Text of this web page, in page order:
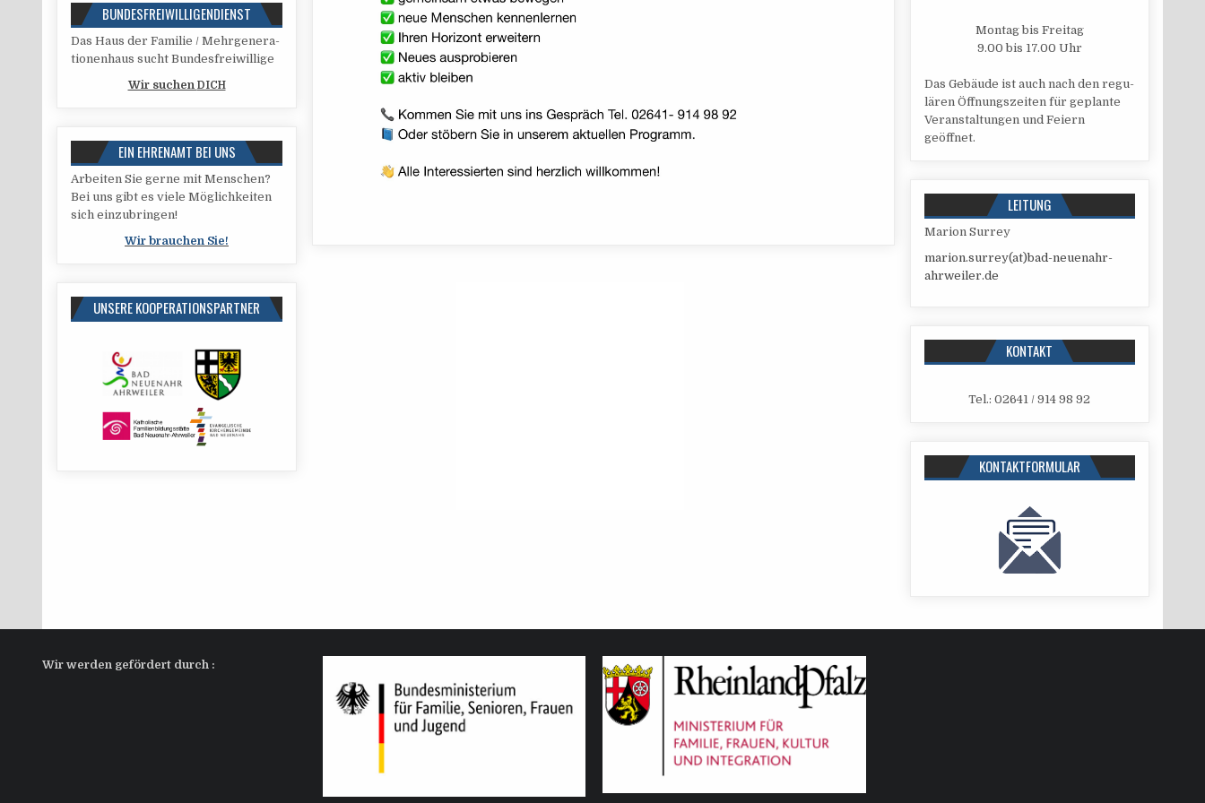
BUNDESFREIWILLIGENDIENST
Das Haus der Fami­lie / Mehr­ge­ne­ra­
tio­nen­haus sucht Bundesfreiwillige
Wir suchen DICH
EIN EHRENAMT BEI UNS
Arbei­ten Sie ger­ne mit Men­schen?
Bei uns gibt es vie­le Mög­lich­kei­ten
sich einzubringen!
Wir brau­chen Sie!
UNSERE KOOPERATIONSPARTNER
Mon­tag bis Freitag
9.00 bis 17.00 Uhr
Das Gebäu­de ist auch nach den regu­
lä­ren Öff­nungs­zei­ten für geplan­te
Ver­an­stal­tun­gen und Fei­ern
geöffnet.
LEITUNG
Mari­on Surrey
marion.surrey(at)bad-neuenahr-
ahrweiler.de
KONTAKT
Tel.: 02641 / 914 98 92
KONTAKTFORMULAR
Wir wer­den geför­dert durch :